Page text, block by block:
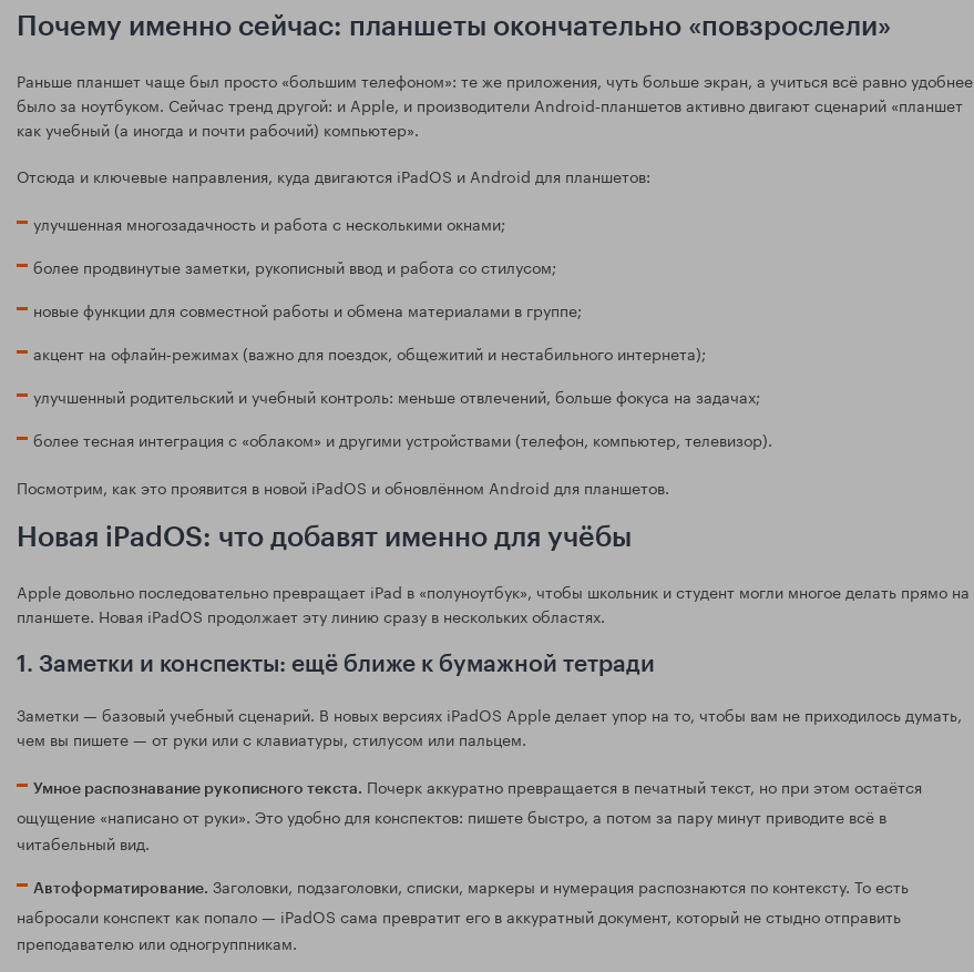
Почему именно сейчас: планшеты окончательно «повзрослели»
Раньше планшет чаще был просто «большим телефоном»: те же приложения, чуть больше экран, а учиться всё равно удобнее
было за ноутбуком. Сейчас тренд другой: и Apple, и производители Android‑планшетов активно двигают сценарий «планшет
как учебный (а иногда и почти рабочий) компьютер».
Отсюда и ключевые направления, куда двигаются iPadOS и Android для планшетов:
улучшенная многозадачность и работа с несколькими окнами;
более продвинутые заметки, рукописный ввод и работа со стилусом;
новые функции для совместной работы и обмена материалами в группе;
акцент на офлайн‑режимах (важно для поездок, общежитий и нестабильного интернета);
улучшенный родительский и учебный контроль: меньше отвлечений, больше фокуса на задачах;
более тесная интеграция с «облаком» и другими устройствами (телефон, компьютер, телевизор).
Посмотрим, как это проявится в новой iPadOS и обновлённом Android для планшетов.
Новая iPadOS: что добавят именно для учёбы
Apple довольно последовательно превращает iPad в «полуноутбук», чтобы школьник и студент могли многое делать прямо на
планшете. Новая iPadOS продолжает эту линию сразу в нескольких областях.
1. Заметки и конспекты: ещё ближе к бумажной тетради
Заметки — базовый учебный сценарий. В новых версиях iPadOS Apple делает упор на то, чтобы вам не приходилось думать,
чем вы пишете — от руки или с клавиатуры, стилусом или пальцем.
Умное распознавание рукописного текста. Почерк аккуратно превращается в печатный текст, но при этом остаётся
ощущение «написано от руки». Это удобно для конспектов: пишете быстро, а потом за пару минут приводите всё в
читабельный вид.
Автоформатирование. Заголовки, подзаголовки, списки, маркеры и нумерация распознаются по контексту. То есть
набросали конспект как попало — iPadOS сама превратит его в аккуратный документ, который не стыдно отправить
преподавателю или одногруппникам.